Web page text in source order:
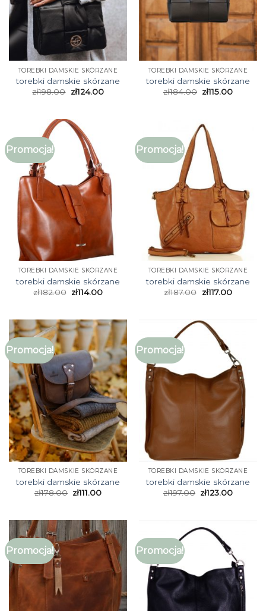
TOREBKI DAMSKIE SKÓRZANE
torebki damskie skórzane
zł198.00 zł124.00
TOREBKI DAMSKIE SKÓRZANE
torebki damskie skórzane
zł184.00 zł115.00
Promocja!
TOREBKI DAMSKIE SKÓRZANE
torebki damskie skórzane
zł182.00 zł114.00
Promocja!
TOREBKI DAMSKIE SKÓRZANE
torebki damskie skórzane
zł187.00 zł117.00
Promocja!
TOREBKI DAMSKIE SKÓRZANE
torebki damskie skórzane
zł178.00 zł111.00
Promocja!
TOREBKI DAMSKIE SKÓRZANE
torebki damskie skórzane
zł197.00 zł123.00
Promocja! Promocja!